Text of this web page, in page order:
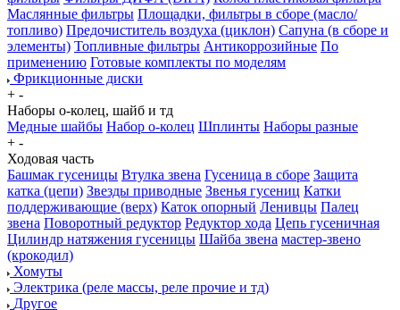
Маслянные фильтры Площадки, фильтры в сборе (масло/
топливо) Предочиститель воздуха (циклон) Сапуна (в сборе и
элементы) Топливные фильтры Антикоррозийные По
применению Готовые комплекты по моделям
Фрикционные диски
+ -
Наборы о-колец, шайб и тд
Медные шайбы Набор о-колец Шплинты Наборы разные
+ -
Ходовая часть
Башмак гусеницы Втулка звена Гусеница в сборе Защита
катка (цепи) Звезды приводные Звенья гусениц Катки
поддерживающие (верх) Каток опорный Ленивцы Палец
звена Поворотный редуктор Редуктор хода Цепь гусеничная
Цилиндр натяжения гусеницы Шайба звена мастер-звено
(крокодил)
Хомуты
Электрика (реле массы, реле прочие и тд)
Другое